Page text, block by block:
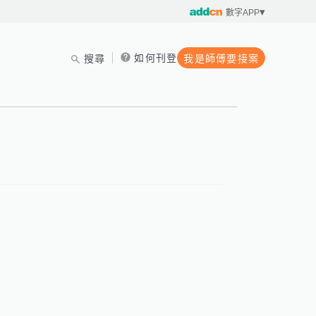
數字APP
搜尋 如何刊登 我是師傅要接案